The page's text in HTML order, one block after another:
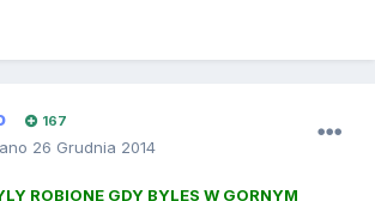
167
26 Grudnia 2014
ROBIONE GDY BYLES W GORNYM